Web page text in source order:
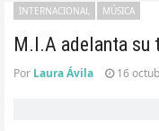
M.I.A adelanta su
INTERNACIONAL MÚSICA
Por Laura Ávila 16